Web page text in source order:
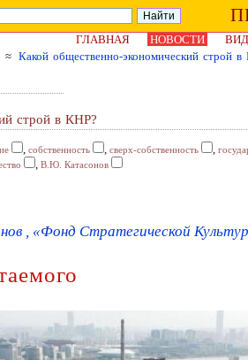
ГЛАВНАЯ
НОВОСТИ
≈ Какой общественно-экономический строй
строй в КНР?
, собственность , сверх-собственность ,
, В.Ю. Катасонов
, «Фонд Стратегической